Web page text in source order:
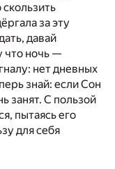
за эту
давай
что ночь —
нет дневных
знай: если Сон
занят. С пользой
пытаясь его
для себя